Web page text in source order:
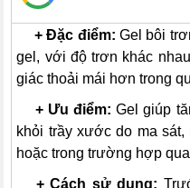
+ Đặc điểm: Gel bôi
gel, với độ trơn khác
giác thoải mái hơn trong
+ Ưu điểm: Gel giúp
khỏi trầy xước do ma
hoặc trong trường hợp
+Cách sử dụng: